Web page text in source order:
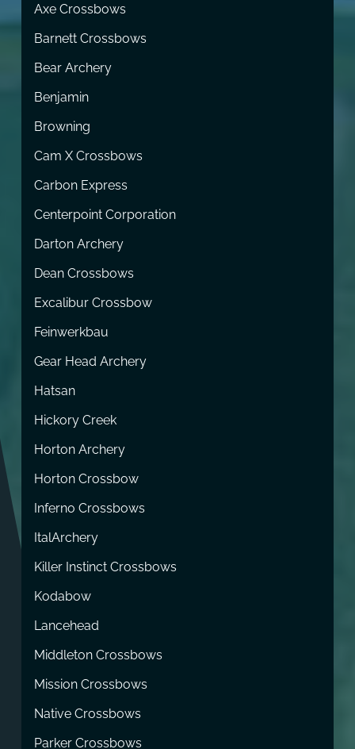
Axe Crossbows
Barnett Crossbows
Bear Archery
Benjamin
Browning
Cam X Crossbows
Carbon Express
Centerpoint Corporation
Darton Archery
Dean Crossbows
Excalibur Crossbow
Feinwerkbau
Gear Head Archery
Hatsan
Hickory Creek
Horton Archery
Horton Crossbow
Inferno Crossbows
ItalArchery
Killer Instinct Crossbows
Kodabow
Lancehead
Middleton Crossbows
Mission Crossbows
Native Crossbows
Parker Crossbows